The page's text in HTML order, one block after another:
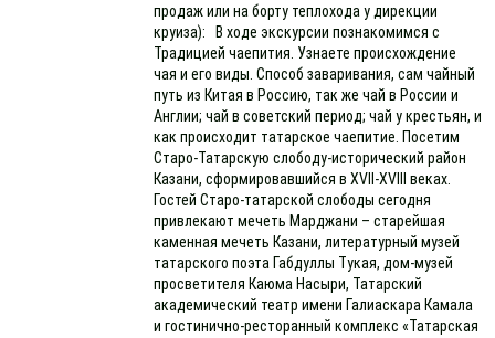
продаж или на борту теплохода у дирекции
круиза): В ходе экскурсии познакомимся с
Традицией чаепития. Узнаете происхождение
чая и его виды. Способ заваривания, сам чайный
путь из Китая в Россию, так же чай в России и
Англии; чай в советский период; чай у крестьян, и
как происходит татарское чаепитие. Посетим
Старо-Татарскую слободу-исторический район
Казани, сформировавшийся в XVII-XVIII веках.
Гостей Старо-татарской слободы сегодня
привлекают мечеть Марджани – старейшая
каменная мечеть Казани, литературный музей
татарского поэта Габдуллы Тукая, дом-музей
просветителя Каюма Насыри, Татарский
академический театр имени Галиаскара Камала
и гостинично-ресторанный комплекс «Татарская